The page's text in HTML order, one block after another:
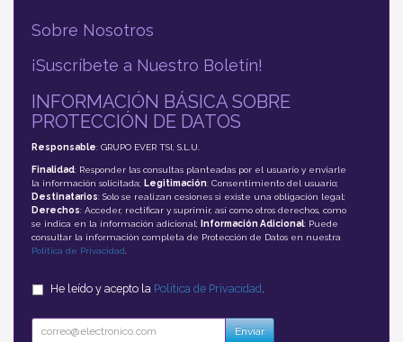
Sobre Nosotros
¡Suscríbete a Nuestro Boletín!
INFORMACIÓN BÁSICA SOBRE
PROTECCIÓN DE DATOS
Responsable: GRUPO EVER TSI, S.L.U.
Finalidad: Responder las consultas planteadas por el usuario y enviarle
la información solicitada; Legitimación: Consentimiento del usuario;
Destinatarios: Solo se realizan cesiones si existe una obligación legal;
Derechos: Acceder, rectificar y suprimir, así como otros derechos, como
se indica en la información adicional;
Información Adicional: Puede
consultar la información completa de Protección de Datos en nuestra
Política de Privacidad
He leído y acepto la Política de Privacidad
Enviar